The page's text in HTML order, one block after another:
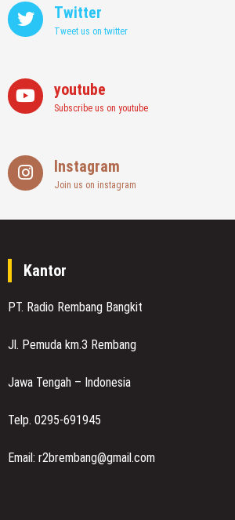
Twitter
Tweet us on twitter
youtube
Subscribe us on youtube
Instagram
Join us on instagram
Kantor
PT. Radio Rembang Bangkit
Jl. Pemuda km.3 Rembang
Jawa Tengah – Indonesia
Telp. 0295-691945
Email: r2brembang@gmail.com